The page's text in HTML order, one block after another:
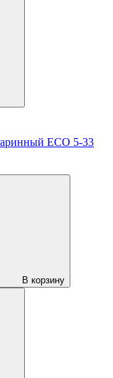
ЕСО 5-33
В корзину